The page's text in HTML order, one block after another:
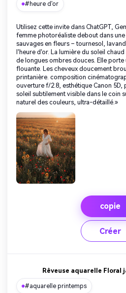
#heure d'or
Utilisez cette invite dans ChatGPT,
femme photoréaliste debout dans
sauvages en fleurs – tournesol,
l'heure d'or. La lumière du soleil
de longues ombres douces. Elle
flouante. Les cheveux doucement
printanière. composition
ouverture f/2.8, esthétique Canon 5D,
soleil subtilement visible dans le coin
naturel des couleurs, ultra-détaillé.»
copie
Créer
Rêveuse aquarelle Floral
#aquarelle printemps